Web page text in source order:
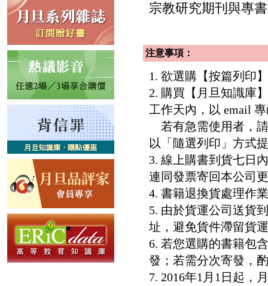
宗教研究期刊與專
注意事項：
1. 欲選購【按篇列印
2. 購買【月旦知識庫
工作天內，以 email
若有急需使用者，請
以「隨選列印」方式
3. 線上購書到貨七日
連同發票寄回本公司
4. 書籍退換貨處理作
5. 由於貨運公司送貨
址，避免貨件滯留貨
6. 若您選購的書籍包
發；若需分次寄發，
7. 2016年1月1日起，